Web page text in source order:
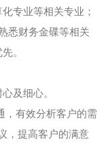
专业等相关专业；
悉财务金碟等相关
。
及细心。
，有效分析客户的需
，提高客户的满意